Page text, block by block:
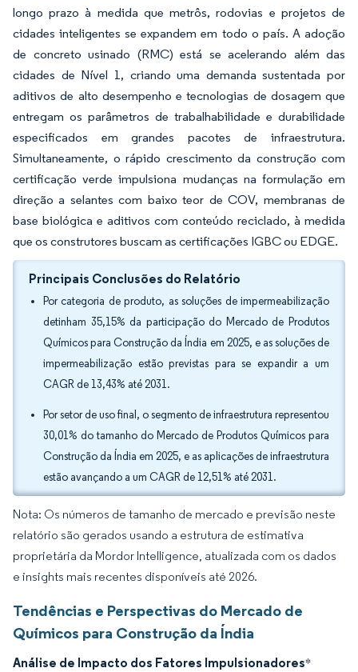
longo prazo à medida que metrôs, rodovias e projetos de
cidades inteligentes se expandem em todo o país. A adoção
de concreto usinado (RMC) está se acelerando além das
cidades de Nível 1, criando uma demanda sustentada por
aditivos de alto desempenho e tecnologias de dosagem que
entregam os parâmetros de trabalhabilidade e durabilidade
especificados em grandes pacotes de infraestrutura.
Simultaneamente, o rápido crescimento da construção com
certificação verde impulsiona mudanças na formulação em
direção a selantes com baixo teor de COV, membranas de
base biológica e aditivos com conteúdo reciclado, à medida
que os construtores buscam as certificações IGBC ou EDGE.
Principais Conclusões do Relatório
Por categoria de produto, as soluções de impermeabilização
detinham 35,15% da participação do Mercado de Produtos
Químicos para Construção da Índia em 2025, e as soluções de
impermeabilização estão previstas para se expandir a um
CAGR de 13,43% até 2031.
Por setor de uso final, o segmento de infraestrutura representou
30,01% do tamanho do Mercado de Produtos Químicos para
Construção da Índia em 2025, e as aplicações de infraestrutura
estão avançando a um CAGR de 12,51% até 2031.
Nota: Os números de tamanho de mercado e previsão neste
relatório são gerados usando a estrutura de estimativa
proprietária da Mordor Intelligence, atualizada com os dados
e insights mais recentes disponíveis até 2026.
Tendências e Perspectivas do Mercado de
Químicos para Construção da Índia
Análise de Impacto dos Fatores Impulsionadores*